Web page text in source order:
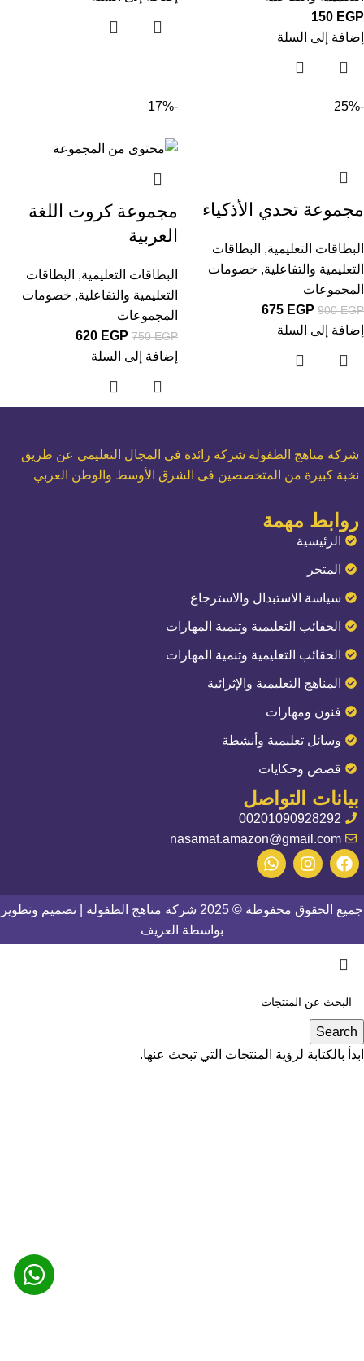
150 EGP
إضافة إلى السلة
-25%
مجموعة تحدي الأذكياء
البطاقات التعليمية, البطاقات
التعليمية والتفاعلية, خصومات
المجموعات
900EGP
675 EGP
إضافة إلى السلة
-17%
مجموعة كروت اللغة
العربية
البطاقات التعليمية, البطاقات
التعليمية والتفاعلية, خصومات
المجموعات
750EGP
620 EGP
إضافة إلى السلة
شركة مناهج الطفولة شركة رائدة فى المجال التعليمي عن طريق
نخبة كبيرة من المتخصصين فى الشرق الأوسط والوطن العربي
روابط مهمة
الرئيسية
المتجر
سياسة الاستبدال والاسترجاع
الحقائب التعليمية وتنمية المهارات
الحقائب التعليمية وتنمية المهارات
المناهج التعليمية والإثرائية
فنون ومهارات
وسائل تعليمية وأنشطة
قصص وحكايات
بيانات التواصل
00201090928292
nasamat.amazon@gmail.com
جميع الحقوق محفوظة © 2025 شركة مناهج الطفولة | تصميم وتطوير
بواسطة العريف
Search
ابدأ بالكتابة لرؤية المنتجات التي تبحث عنها.